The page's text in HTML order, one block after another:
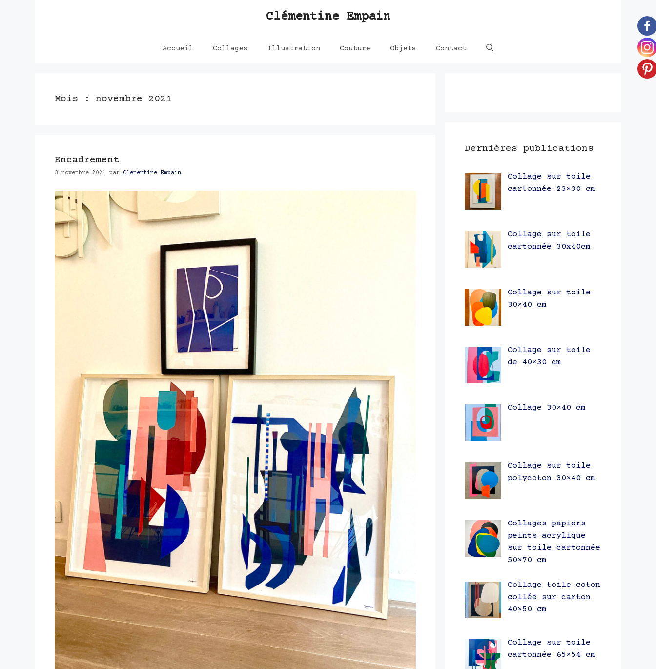
Clémentine Empain
Accueil Collages Illustration Couture Objets Contact
Mois : novembre 2021
Encadrement
3 novembre 2021 par Clementine Empain
Dernières publications
Collage sur toile
cartonnée 23×30 cm
Collage sur toile
cartonnée 30x40cm
Collage sur toile
30×40 cm
Collage sur toile
de 40×30 cm
Collage 30×40 cm
Collage sur toile
polycoton 30×40 cm
Collages papiers
peints acrylique
sur toile cartonnée
50×70 cm
Collage toile coton
collée sur carton
40×50 cm
Collage sur toile
cartonnée 65×54 cm